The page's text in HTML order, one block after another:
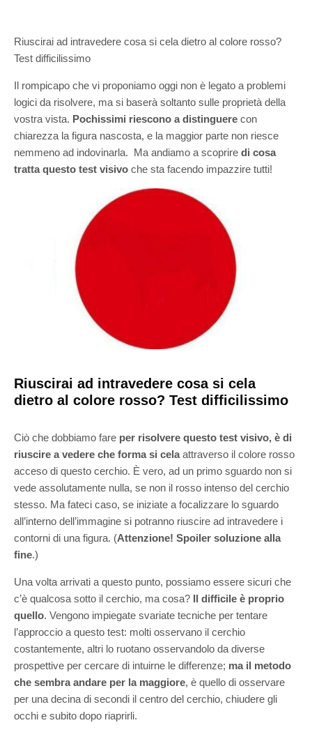
Riuscirai ad intravedere cosa si cela dietro al colore rosso?
Test difficilissimo
Il rompicapo che vi proponiamo oggi non è legato a problemi
logici da risolvere, ma si baserà soltanto sulle proprietà della
vostra vista. Pochissimi riescono a distinguere con
chiarezza la figura nascosta, e la maggior parte non riesce
nemmeno ad indovinarla. Ma andiamo a scoprire di cosa
tratta questo test visivo che sta facendo impazzire tutti!
Riuscirai ad intravedere cosa si cela
dietro al colore rosso? Test difficilissimo
Ciò che dobbiamo fare per risolvere questo test visivo, è di
riuscire a vedere che forma si celaattraverso il colore rosso
acceso di questo cerchio. È vero, ad un primo sguardo non si
vede assolutamente nulla, se non il rosso intenso del cerchio
stesso. Ma fateci caso, se iniziate a focalizzare lo sguardo
all’interno dell’immagine si potranno riuscire ad intravedere i
contorni di una figura. (Attenzione! Spoiler soluzione alla
fine.)
Una volta arrivati a questo punto, possiamo essere sicuri che
c’è qualcosa sotto il cerchio, ma cosa? Il difficile è proprio
quello. Vengono impiegate svariate tecniche per tentare
l’approccio a questo test: molti osservano il cerchio
costantemente, altri lo ruotano osservandolo da diverse
prospettive per cercare di intuirne le differenze; ma il metodo
che sembra andare per la maggiore, è quello di osservare
per una decina di secondi il centro del cerchio, chiudere gli
occhi e subito dopo riaprirli.